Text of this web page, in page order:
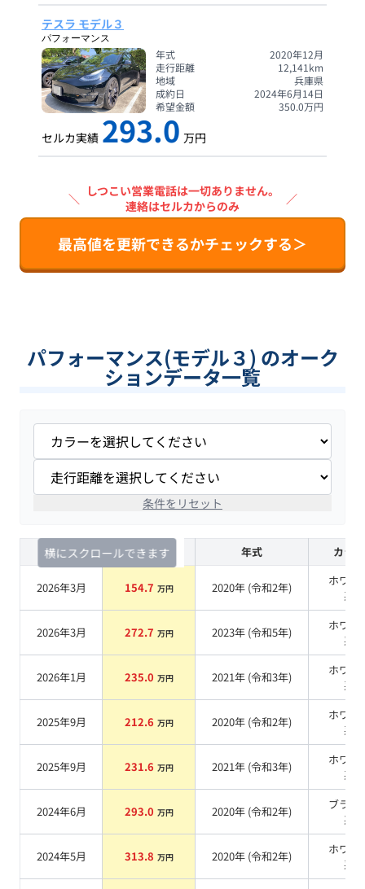
テスラ モデル３
パフォーマンス
年式
2020年12月
走行距離
12,141 km
地域
兵庫県
成約日
2024年6月14日
希望金額
350.0万円
セルカ実績 293.0 万円
＼ しつこい営業電話は一切ありません。
連絡はセルカからのみ
／
最高値を更新できるかチェックする＞
パフォーマンス(モデル３) のオーク
ションデータ一覧
条件をリセット
横にスクロールできます
査定時期 セルカ実績 年式 カラー
2026年3月 154.7 万円 2020年 (令和2年)
ホワイ
系
2026年3月 272.7 万円 2023年 (令和5年)
ホワイ
系
2026年1月 235.0 万円 2021年 (令和3年)
ホワイ
系
2025年9月 212.6 万円 2020年 (令和2年)
ホワイ
系
2025年9月 231.6 万円 2021年 (令和3年)
ホワイ
系
2024年6月 293.0 万円 2020年 (令和2年)
ブラッ
系
2024年5月 313.8 万円 2020年 (令和2年)
ホワイ
系